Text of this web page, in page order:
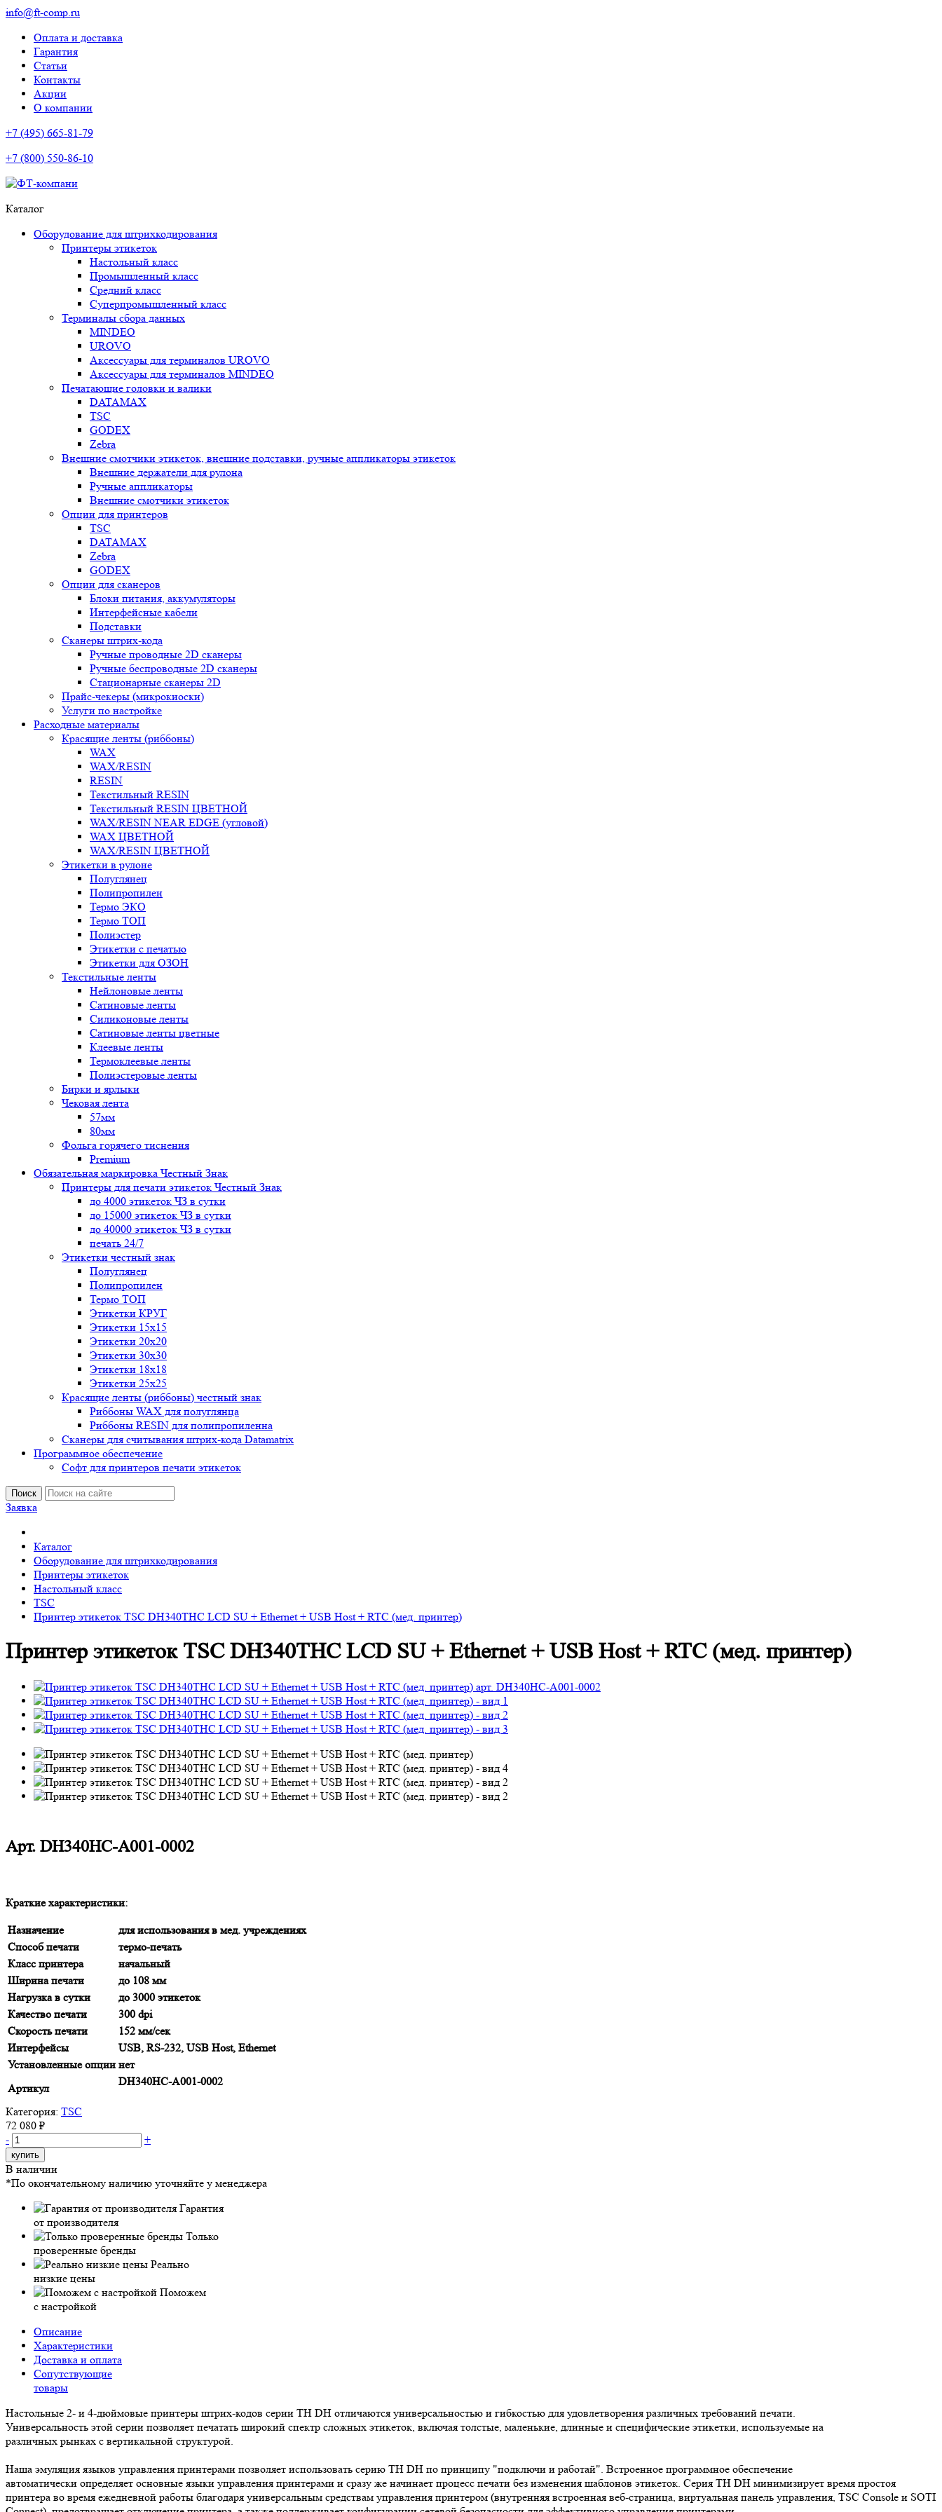
info@ft-comp.ru
Оплата и доставка
Гарантия
Статьи
Контакты
Акции
О компании
+7 (495) 665-81-79
+7 (800) 550-86-10
Каталог
Оборудование для штрихкодирования
Принтеры этикеток
Настольный класс
Промышленный класс
Средний класс
Суперпромышленный класс
Терминалы сбора данных
MINDEO
UROVO
Аксессуары для терминалов UROVO
Аксессуары для терминалов MINDEO
Печатающие головки и валики
DATAMAX
TSC
GODEX
Zebra
Внешние смотчики этикеток, внешние подставки, ручные аппликаторы этикеток
Внешние держатели для рулона
Ручные аппликаторы
Внешние смотчики этикеток
Опции для принтеров
TSC
DATAMAX
Zebra
GODEX
Опции для сканеров
Блоки питания, аккумуляторы
Интерфейсные кабели
Подставки
Сканеры штрих-кода
Ручные проводные 2D сканеры
Ручные беспроводные 2D сканеры
Стационарные сканеры 2D
Прайс-чекеры (микрокиоски)
Услуги по настройке
Расходные материалы
Красящие ленты (риббоны)
WAX
WAX/RESIN
RESIN
Текстильный RESIN
Текстильный RESIN ЦВЕТНОЙ
WAX/RESIN NEAR EDGE (угловой)
WAX ЦВЕТНОЙ
WAX/RESIN ЦВЕТНОЙ
Этикетки в рулоне
Полуглянец
Полипропилен
Термо ЭКО
Термо ТОП
Полиэстер
Этикетки с печатью
Этикетки для ОЗОН
Текстильные ленты
Нейлоновые ленты
Сатиновые ленты
Силиконовые ленты
Сатиновые ленты цветные
Клеевые ленты
Термоклеевые ленты
Полиэстеровые ленты
Бирки и ярлыки
Чековая лента
57мм
80мм
Фольга горячего тиснения
Premium
Обязательная маркировка Честный Знак
Принтеры для печати этикеток Честный Знак
до 4000 этикеток ЧЗ в сутки
до 15000 этикеток ЧЗ в сутки
до 40000 этикеток ЧЗ в сутки
печать 24/7
Этикетки честный знак
Полуглянец
Полипропилен
Термо ТОП
Этикетки КРУГ
Этикетки 15х15
Этикетки 20х20
Этикетки 30х30
Этикетки 18х18
Этикетки 25х25
Красящие ленты (риббоны) честный знак
Риббоны WAX для полуглянца
Риббоны RESIN для полипропиленна
Сканеры для считывания штрих-кода Datamatrix
Программное обеспечение
Софт для принтеров печати этикеток
Поиск
Заявка
Каталог
Оборудование для штрихкодирования
Принтеры этикеток
Настольный класс
TSC
Принтер этикеток TSC DH340THC LCD SU + Ethernet + USB Host + RTC (мед. принтер)
Принтер этикеток TSC DH340THC LCD SU + Ethernet + USB Host + RTC (мед. принтер)
Арт. DH340HC-A001-0002
Краткие характеристики:
Назначение
для использования в мед. учреждениях
Способ печати
термо-печать
Класс принтера
начальный
Ширина печати
до 108 мм
Нагрузка в сутки
до 3000 этикеток
Качество печати
300 dpi
Скорость печати
152 мм/сек
Интерфейсы
USB, RS-232, USB Host, Ethernet
Установленные опции нет
Артикул
DH340HC-A001-0002
Категория: TSC
72 080 ₽
-
+
купить
В наличии
*По окончательному наличию уточняйте у менеджера
Гарантия
от производителя
Только
проверенные бренды
Реально
низкие цены
Поможем
с настройкой
Описание
Характеристики
Доставка и оплата
Сопутствующие
товары
Настольные 2- и 4-дюймовые принтеры штрих-кодов серии TH DH отличаются универсальностью и гибкостью для удовлетворения различных требований печати.
Универсальность этой серии позволяет печатать широкий спектр сложных этикеток, включая толстые, маленькие, длинные и специфические этикетки, используемые на
различных рынках с вертикальной структурой.
Наша эмуляция языков управления принтерами позволяет использовать серию TH DH по принципу "подключи и работай". Встроенное программное обеспечение
автоматически определяет основные языки управления принтерами и сразу же начинает процесс печати без изменения шаблонов этикеток. Серия TH DH минимизирует время простоя
принтера во время ежедневной работы благодаря универсальным средствам управления принтером (внутренняя встроенная веб-страница, виртуальная панель управления, TSC Console и SOTI